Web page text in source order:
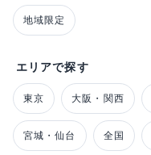
地域限定
エリアで探す
東京 大阪・関西
宮城・仙台 全国